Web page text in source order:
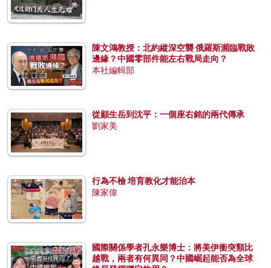
陳文鴻教授：北約縱深空襲 俄羅斯瀕臨戰敗
邊緣？中國零部件能左右戰局走向？
本社編輯部
從顧生岳到沈平：一個座右銘的兩代傳承
劉家美
行為不檢 培育教化才能治本
陳家偉
國際關係學者孔永樂博士：將美伊衝突類比
越戰，兩者有何異同？中國崛起能否為全球